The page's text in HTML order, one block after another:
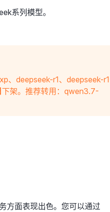
系列模型。
、deepseek-r1、deepseek-
下架。推荐转用：qwen3.7-
方面表现出色。您可以通过